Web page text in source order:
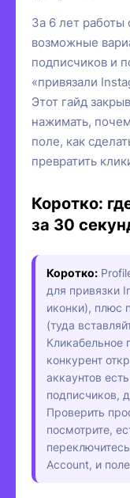
За 6 лет работы
возможные
подписчиков и
«привязали
Этот гайд
нажимать,
поле, как
превратить
Коротко:
за 30
Коротко:
для привязки
иконки), плюс
(туда
Кликабельное
конкурент
аккаунтов
подписчиков,
Проверить
посмотрите,
Account, и